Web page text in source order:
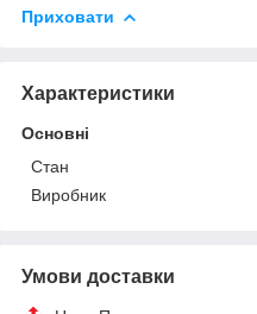
Приховати
Характеристики
Основні
Стан
Виробник
Умови доставки